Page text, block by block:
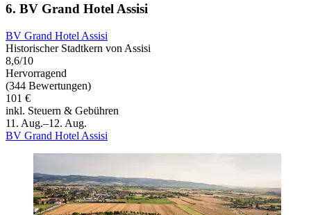
6. BV Grand Hotel Assisi
BV Grand Hotel Assisi
Historischer Stadtkern von Assisi
8,6/10
Hervorragend
(344 Bewertungen)
101 €
inkl. Steuern & Gebühren
11. Aug.–12. Aug.
BV Grand Hotel Assisi